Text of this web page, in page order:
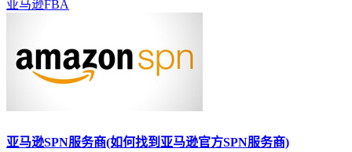
亚马逊FBA
亚马逊SPN服务商(如何找到 亚马逊官方SPN服务商)